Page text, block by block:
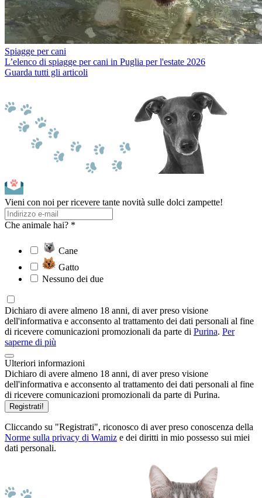
Spiagge per cani
L’elenco di spiagge per cani in Puglia per l'estate 2026
Guarda tutti gli articoli
Vieni con noi per ricevere tante novità sulle dolci zampette!
Che animale hai? *
Cane
Gatto
Nessuno dei due
Dichiaro di avere almeno 18 anni, di aver preso visione
dell'informativa e acconsento al trattamento dei dati personali al fine
di ricevere comunicazioni promozionali da parte di Purina. Per
saperne di più
Ulteriori informazioni
Dichiaro di avere almeno 18 anni, di aver preso visione
dell'informativa e acconsento al trattamento dei dati personali al fine
di ricevere comunicazioni promozionali da parte di Purina.
Registrati!
Cliccando su "Registrati", riconosco di aver preso conoscenza della
Norme sulla privacy di Wamiz e dei diritti in mio possesso sui miei
dati personali.